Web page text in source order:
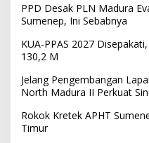
PPD Desak PLN Madura
Sumenep, Ini Sebabnya
KUA-PPAS 2027
130,2 M
Jelang Pengembangan
North Madura II Perkuat
Rokok Kretek APHT
Timur